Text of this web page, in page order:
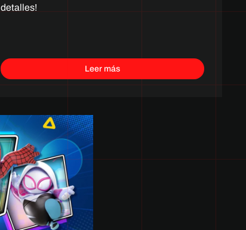
detalles!
Leer más